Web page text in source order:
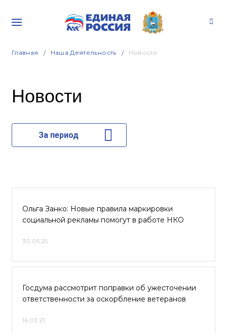
Главная Наша Деятельность Новости
Новости
За период
Ольга Занко: Новые правила маркировки
социальной рекламы помогут в работе НКО
30.05.25
Госдума рассмотрит поправки об ужесточении
ответственности за оскорбление ветеранов
16.03.21